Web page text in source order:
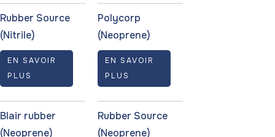
Rubber Source
(Nitrile)
EN SAVOIR
PLUS
Polycorp
(Neoprene)
EN SAVOIR
PLUS
Blair rubber
(Neoprene)
Rubber Source
(Neoprene)